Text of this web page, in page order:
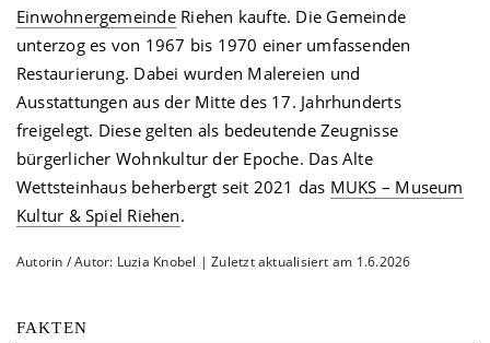
EinwohnergemeindeRiehen kaufte. Die Gemeinde
unterzog es von 1967 bis 1970 einer umfassenden
Restaurierung. Dabei wurden Malereien und
Ausstattungen aus der Mitte des 17. Jahrhunderts
freigelegt. Diese gelten als bedeutende Zeugnisse
bürgerlicher Wohnkultur der Epoche. Das Alte
Wettsteinhaus beherbergt seit 2021 das MUKS – Museum
Kultur & Spiel Riehen.
Autorin / Autor: Luzia Knobel | Zuletzt aktualisiert am 1.6.2026
FAKTEN